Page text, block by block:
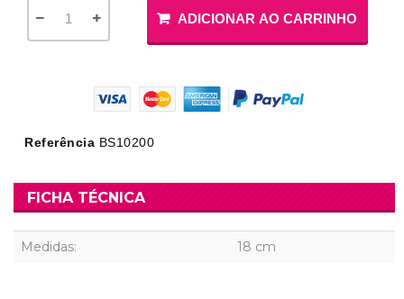
ADICIONAR AO CARRINHO
Referência BS10200
FICHA TÉCNICA
Medidas: 18 cm